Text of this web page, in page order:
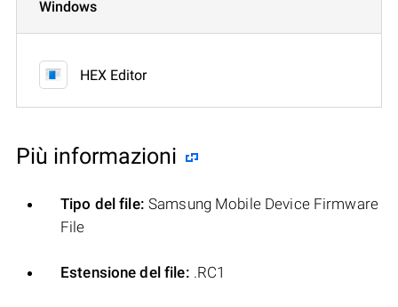
Windows
HEX Editor
Più informazioni
Tipo del file: Samsung Mobile Device Firmware
File
Estensione del file: .RC1